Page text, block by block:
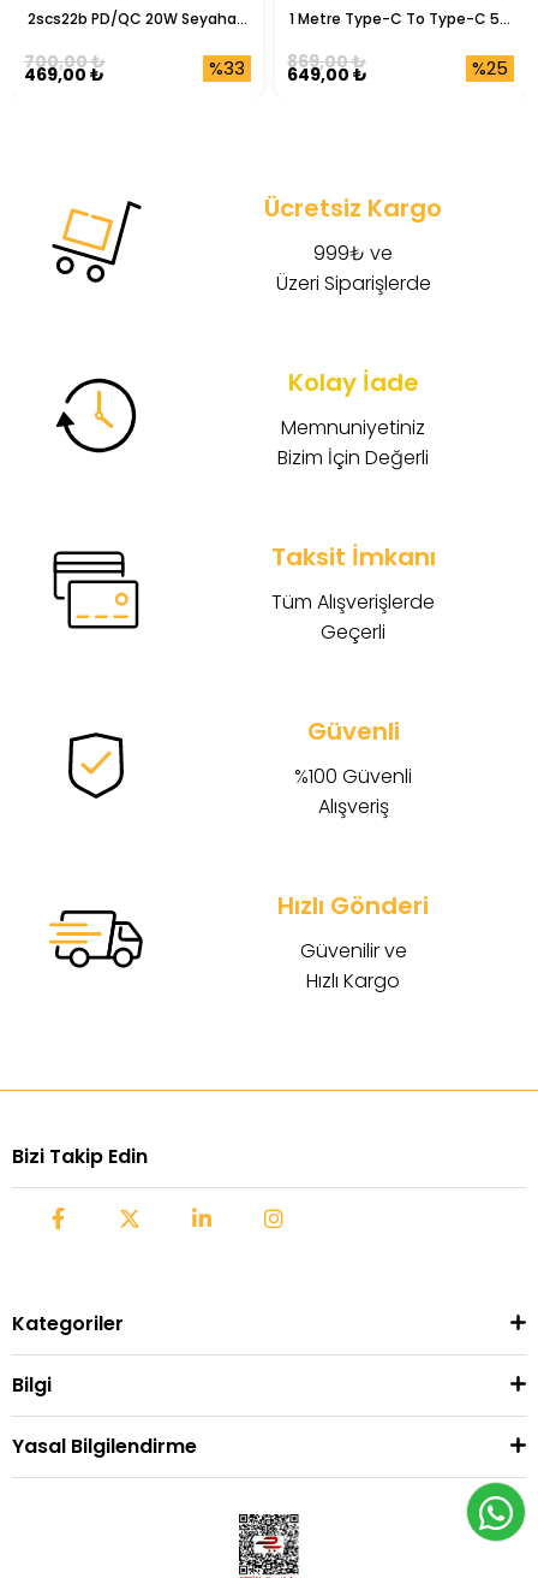
2scs22b PD/QC 20W Seyahat
%33
469,00 ₺
700,00 ₺
1 Metre Type-C To Type-C 5A
%25
649,00 ₺
869,00 ₺
Ücretsiz Kargo
999₺ ve
Üzeri Siparişlerde
Kolay İade
Memnuniyetiniz
Bizim İçin Değerli
Taksit İmkanı
Tüm Alışverişlerde
Geçerli
Güvenli
%100 Güvenli
Alışveriş
Hızlı Gönderi
Güvenilir ve
Hızlı Kargo
Bizi Takip Edin
Kategoriler
Bilgi
Yasal Bilgilendirme